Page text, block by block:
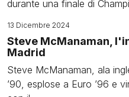
13 Dicembre 2024
Steve McManaman,
Madrid
Steve McManaman, ala
’90, esplose a Euro ’96 e